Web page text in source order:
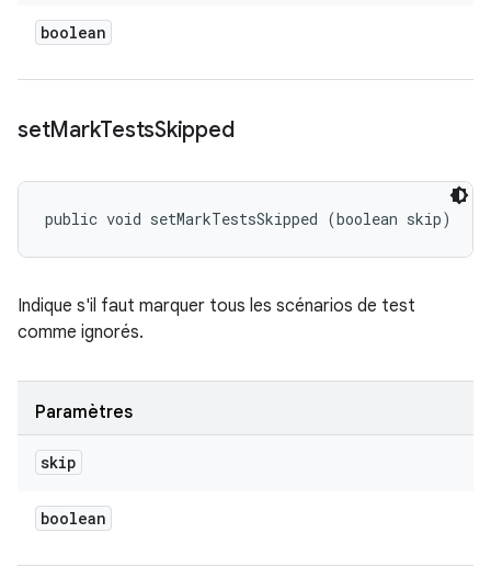
boolean
setMarkTestsSkipped
public void setMarkTestsSkipped (boolean skip)
Indique s'il faut marquer tous les scénarios de test
comme ignorés.
Paramètres
skip
boolean